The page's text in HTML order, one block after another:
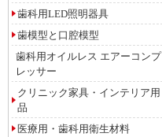
歯科用LED照明器具
歯模型と口腔模型
歯科用オイルレス エアーコンプ
レッサー
クリニック家具・インテリア用
品
医療用・歯科用衛生材料